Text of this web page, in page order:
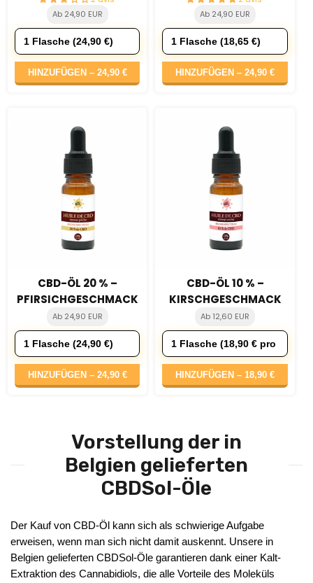
Ab 24,90 EUR
HINZUFÜGEN – 24,90 €
Ab 24,90 EUR
HINZUFÜGEN –24,90 €
CBD-ÖL 20 % –
PFIRSICHGESCHMACK
Ab 24,90 EUR
HINZUFÜGEN – 24,90 €
CBD-ÖL 10 % –
KIRSCHGESCHMACK
Ab 12,60 EUR
HINZUFÜGEN –18,90 €
Vorstellung der in
Belgien gelieferten
CBDSol-Öle
Der Kauf von CBD-Öl kann sich als schwierige Aufgabe
erweisen, wenn man sich nicht damit auskennt. Unsere in
Belgien gelieferten CBDSol-Öle garantieren dank einer Kalt-
Extraktion des Cannabidiols, die alle Vorteile des Moleküls